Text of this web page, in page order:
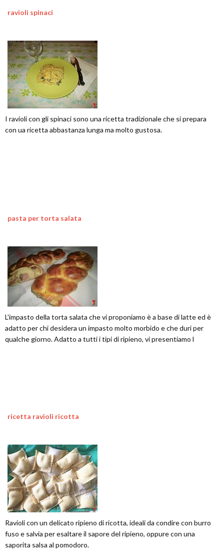
ravioli spinaci
I ravioli con gli spinaci sono una ricetta tradizionale che si prepara
con ua ricetta abbastanza lunga ma molto gustosa.
pasta per torta salata
L'impasto della torta salata che vi proponiamo è a base di latte ed è
adatto per chi desidera un impasto molto morbido e che duri per
qualche giorno. Adatto a tutti i tipi di ripieno, vi presentiamo l
ricetta ravioli ricotta
Ravioli con un delicato ripieno di ricotta, ideali da condire con burro
fuso e salvia per esaltare il sapore del ripieno, oppure con una
saporita salsa al pomodoro.